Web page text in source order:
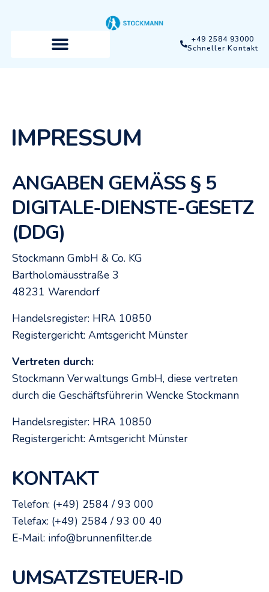
+49 2584 93000
Schneller Kontakt
IMPRESSUM
ANGABEN GEMÄSS § 5 D
IGITALE-DIENSTE-GESETZ (
DDG)
Stockmann GmbH & Co. KG
Bartholomäusstraße 3
48231 Warendorf
Handelsregister: HRA 10850
Registergericht: Amtsgericht Münster
Vertreten durch:
Stockmann Verwaltungs GmbH, diese vertreten
durch die Geschäftsführerin Wencke Stockmann
Handelsregister: HRA 10850
Registergericht: Amtsgericht Münster
KONTAKT
Telefon: (+49) 2584 / 93 000
Telefax: (+49) 2584 / 93 00 40
E-Mail: info@brunnenfilter.de
UMSATZSTEUER-ID